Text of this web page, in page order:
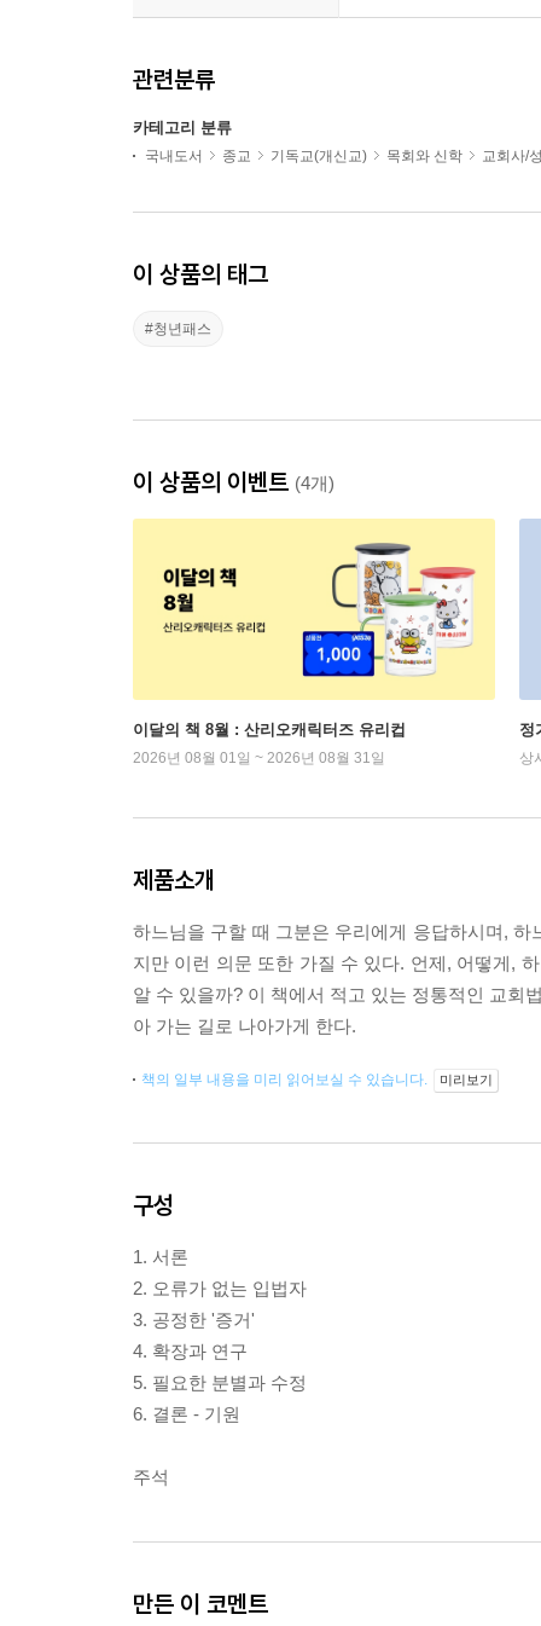
관련분류
카테고리 분류
국내도서 종교 기독교(개신교) 목회와 신학 교회사/
이 상품의 태그
#청년패스
이 상품의 이벤트 (4개)
이달의 책 8월 : 산리오캐릭터즈 유리컵
2026년 08월 01일 ~ 2026년 08월 31일
정
상
제품소개
하느님을 구할 때 그분은 우리에게 응답하시며,
지만 이런 의문 또한 가질 수 있다. 언제, 어떻게,
알 수 있을까? 이 책에서 적고 있는 정통적인 교회
아 가는 길로 나아가게 한다.
책의 일부 내용을 미리 읽어보실 수 있습니다. 미리보기
구성
1. 서론
2. 오류가 없는 입법자
3. 공정한 '증거'
4. 확장과 연구
5. 필요한 분별과 수정
6. 결론 - 기원
주석
만든 이 코멘트